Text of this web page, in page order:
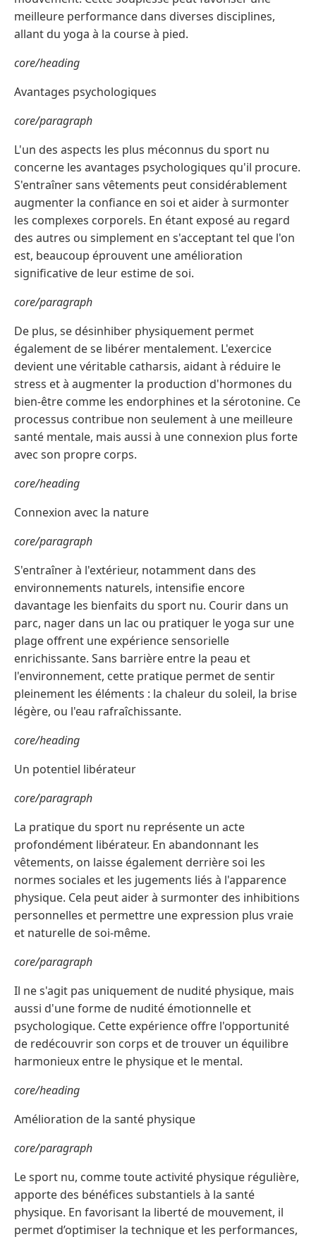
meilleure performance dans diverses disciplines,
allant du yoga à la course à pied.
core/heading
Avantages psychologiques
core/paragraph
L'un des aspects les plus méconnus du sport nu
concerne les avantages psychologiques qu'il procure.
S'entraîner sans vêtements peut considérablement
augmenter la confiance en soi et aider à surmonter
les complexes corporels. En étant exposé au regard
des autres ou simplement en s'acceptant tel que l'on
est, beaucoup éprouvent une amélioration
significative de leur estime de soi.
core/paragraph
De plus, se désinhiber physiquement permet
également de se libérer mentalement. L'exercice
devient une véritable catharsis, aidant à réduire le
stress et à augmenter la production d'hormones du
bien-être comme les endorphines et la sérotonine. Ce
processus contribue non seulement à une meilleure
santé mentale, mais aussi à une connexion plus forte
avec son propre corps.
core/heading
Connexion avec la nature
core/paragraph
S'entraîner à l'extérieur, notamment dans des
environnements naturels, intensifie encore
davantage les bienfaits du sport nu. Courir dans un
parc, nager dans un lac ou pratiquer le yoga sur une
plage offrent une expérience sensorielle
enrichissante. Sans barrière entre la peau et
l'environnement, cette pratique permet de sentir
pleinement les éléments : la chaleur du soleil, la brise
légère, ou l'eau rafraîchissante.
core/heading
Un potentiel libérateur
core/paragraph
La pratique du sport nu représente un acte
profondément libérateur. En abandonnant les
vêtements, on laisse également derrière soi les
normes sociales et les jugements liés à l'apparence
physique. Cela peut aider à surmonter des inhibitions
personnelles et permettre une expression plus vraie
et naturelle de soi-même.
core/paragraph
Il ne s'agit pas uniquement de nudité physique, mais
aussi d'une forme de nudité émotionnelle et
psychologique. Cette expérience offre l'opportunité
de redécouvrir son corps et de trouver un équilibre
harmonieux entre le physique et le mental.
core/heading
Amélioration de la santé physique
core/paragraph
Le sport nu, comme toute activité physique régulière,
apporte des bénéfices substantiels à la santé
physique. En favorisant la liberté de mouvement, il
permet d’optimiser la technique et les performances,